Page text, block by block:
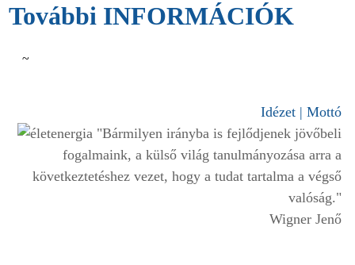
További INFORMÁCIÓK
~
Idézet | Mottó
"Bármilyen irányba is fejlődjenek jövőbeli
fogalmaink, a külső világ tanulmányozása arra a
következtetéshez vezet, hogy a tudat tartalma a végső
valóság."
Wigner Jenő